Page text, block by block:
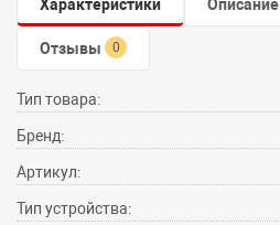
Характеристики Описание
Отзывы 0
Тип товара:
Бренд:
Артикул:
Тип устройства: